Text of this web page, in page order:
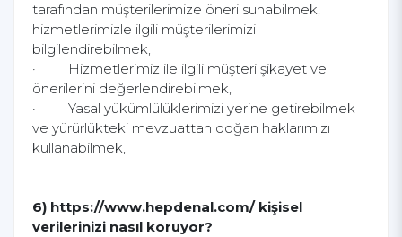
tarafından müşterilerimize öneri sunabilmek,
hizmetlerimizle ilgili müşterilerimizi
bilgilendirebilmek,
· Hizmetlerimiz ile ilgili müşteri şikayet ve
önerilerini değerlendirebilmek,
· Yasal yükümlülüklerimizi yerine getirebilmek
ve yürürlükteki mevzuattan doğan haklarımızı
kullanabilmek,
6) https://www.hepdenal.com/ kişisel
verilerinizi nasıl koruyor?